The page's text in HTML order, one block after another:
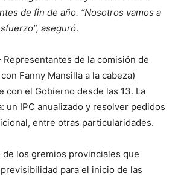
de fin de año. “Nosotros vamos a
aseguró.
Representantes de la comisión de
Fanny Mansilla a la cabeza)
con el Gobierno desde las 13. La
un IPC anualizado y resolver pedidos
entre otras particularidades.
de los gremios provinciales que
para el inicio de las